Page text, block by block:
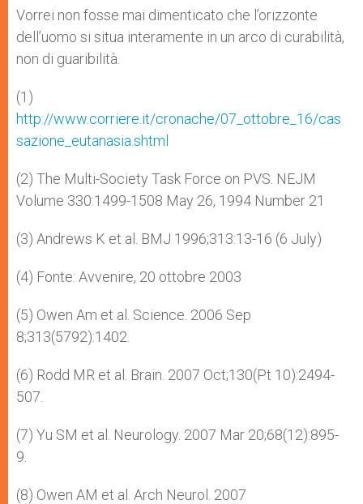
Vorrei non fosse mai dimenticato che l’orizzonte
dell’uomo si situa interamente in un arco di curabilità,
non di guaribilità.
(1)
http://www.corriere.it/cronache/07_ottobre_16/cas
sazione_eutanasia.shtml
(2) The Multi-Society Task Force on PVS. NEJM
Volume 330:1499-1508 May 26, 1994 Number 21
(3) Andrews K et al. BMJ 1996;313:13-16 (6 July)
(4) Fonte: Avvenire, 20 ottobre 2003
(5) Owen Am et al. Science. 2006 Sep
8;313(5792):1402.
(6) Rodd MR et al. Brain. 2007 Oct;130(Pt 10):2494-
507.
(7) Yu SM et al. Neurology. 2007 Mar 20;68(12):895-
9.
(8) Owen AM et al. Arch Neurol. 2007